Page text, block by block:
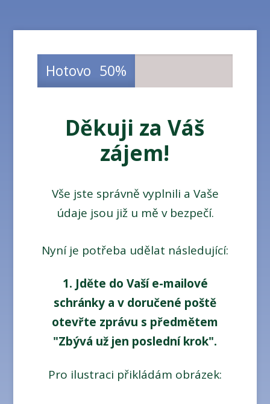
Hotovo 50%
Děkuji za Váš
zájem!
Vše jste správně vyplnili a Vaše
údaje jsou již u mě v bezpečí.
Nyní je potřeba udělat následující:
1. Jděte do Vaší e-mailové
schránky a v doručené poště
otevřte zprávu s předmětem
"Zbývá už jen poslední krok".
Pro ilustraci přikládám obrázek: